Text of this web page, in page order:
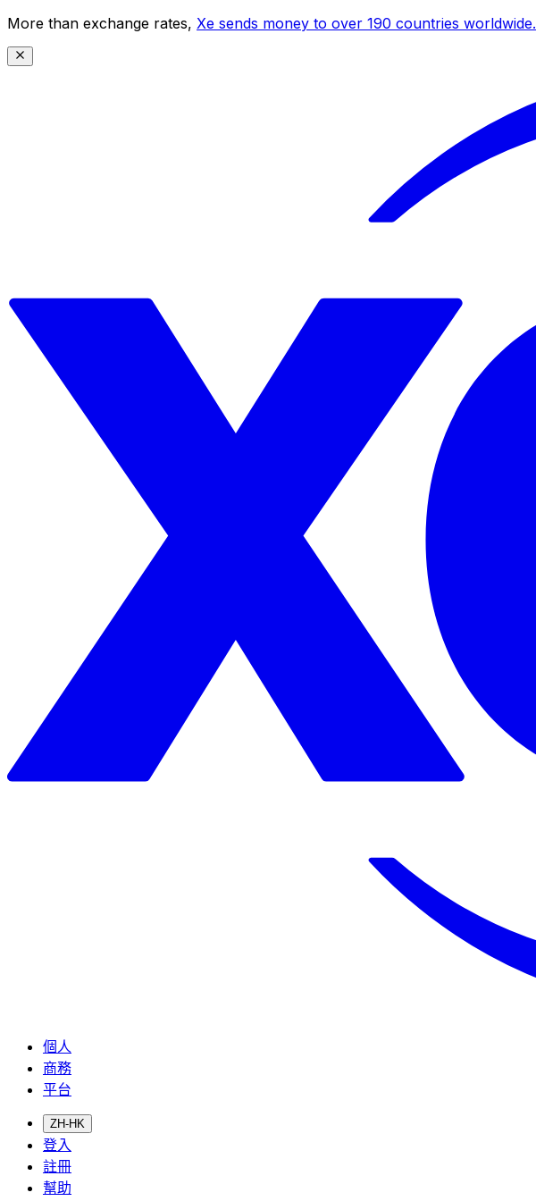
More than exchange rates, Xe sends money to over 190 countries worldwide.
個人
商務
平台
ZH-HK
登入
註冊
幫助